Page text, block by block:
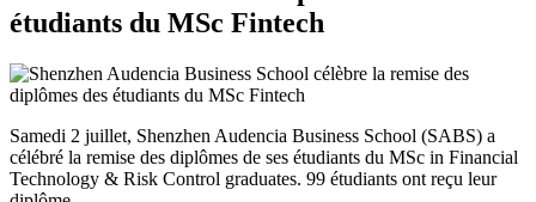
étudiants du MSc Fintech
Samedi 2 juillet, Shenzhen Audencia Business School (SABS) a
célébré la remise des diplômes de ses étudiants du MSc in Financial
Technology & Risk Control graduates. 99 étudiants ont reçu leur